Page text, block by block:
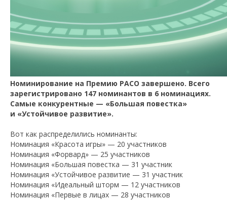
Номинирование на Премию РАСО завершено. Всего
зарегистрировано 147 номинантов в 6 номинациях.
Самые конкурентные — «Большая повестка»
и «Устойчивое развитие».
Вот как распределились номинанты:
Номинация «Красота игры» — 20 участников
Номинация «Форвард» — 25 участников
Номинация «Большая повестка — 31 участник
Номинация «Устойчивое развитие — 31 участник
Номинация «Идеальный шторм — 12 участников
Номинация «Первые в лицах — 28 участников